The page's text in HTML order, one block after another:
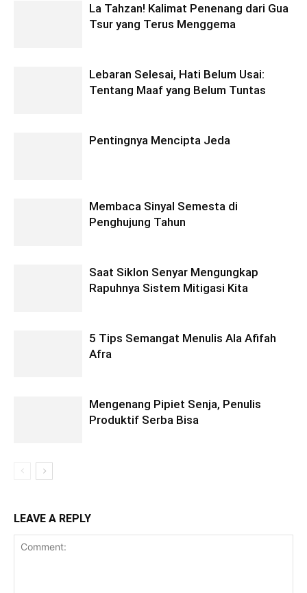
La Tahzan! Kalimat Penenang dari Gua
Tsur yang Terus Menggema
Lebaran Selesai, Hati Belum Usai:
Tentang Maaf yang Belum Tuntas
Pentingnya Mencipta Jeda
Membaca Sinyal Semesta di
Penghujung Tahun
Saat Siklon Senyar Mengungkap
Rapuhnya Sistem Mitigasi Kita
5 Tips Semangat Menulis Ala Afifah
Afra
Mengenang Pipiet Senja, Penulis
Produktif Serba Bisa
LEAVE A REPLY